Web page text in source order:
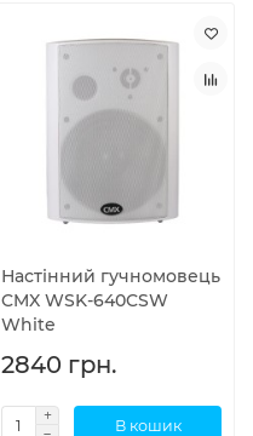
Настінний гучномовець
CMX WSK-640CSW
White
2840 грн.
В кошик